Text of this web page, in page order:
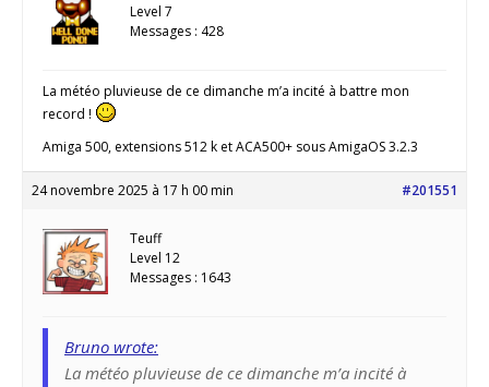
Level 7
Messages : 428
La météo pluvieuse de ce dimanche m’a incité à battre mon
record !
Amiga 500, extensions 512 k et ACA500+ sous AmigaOS 3.2.3
24 novembre 2025 à 17 h 00 min #201551
Teuff
Level 12
Messages : 1643
Bruno wrote:
La météo pluvieuse de ce dimanche m’a incité à